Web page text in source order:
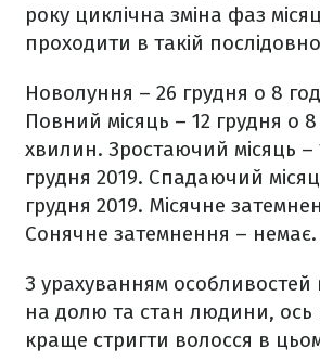
року циклічна зміна фаз
проходити в такій
Новолуння – 26 грудня о 8
Повний місяць – 12 грудня о 8
хвилин. Зростаючий місяць –
грудня 2019. Спадаючий
грудня 2019. Місячне
Сонячне затемнення – немає.
З урахуванням особливостей
на долю та стан людини, ось
краще стригти волосся в